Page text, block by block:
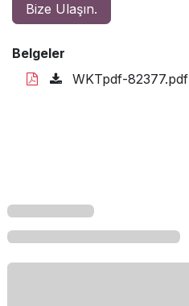
Bize Ulaşın.
Belgeler
WKTpdf-82377.pdf